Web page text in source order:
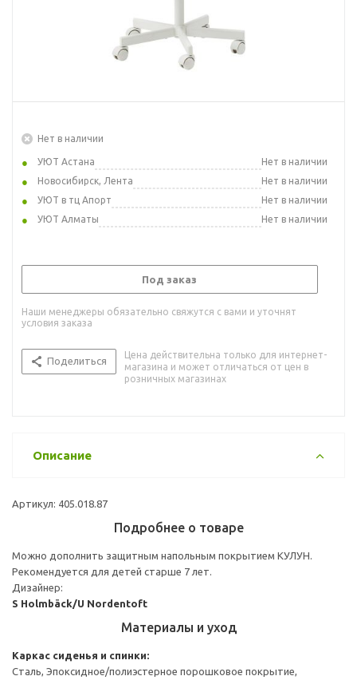
Нет в наличии
УЮТ Астана
Нет в наличии
Новосибирск, Лента
Нет в наличии
УЮТ в тц Апорт
Нет в наличии
УЮТ Алматы
Нет в наличии
Под заказ
Наши менеджеры обязательно свяжутся с вами и уточнят
условия заказа
Поделиться
Цена действительна только для интернет-
магазина и может отличаться от цен в
розничных магазинах
Описание
Артикул: 405.018.87
Подробнее о товаре
Можно дополнить защитным напольным покрытием КУЛУН.
Рекомендуется для детей старше 7 лет.
Дизайнер:
S Holmbäck/U Nordentoft
Материалы и уход
Каркас сиденья и спинки:
Сталь, Эпоксидное/полиэстерное порошковое покрытие,